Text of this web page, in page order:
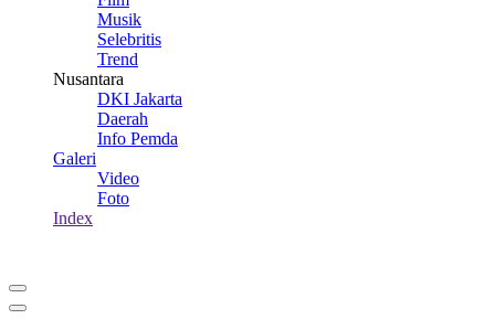
Musik
Selebritis
Trend
Nusantara
DKI Jakarta
Daerah
Info Pemda
Galeri
Video
Foto
Index